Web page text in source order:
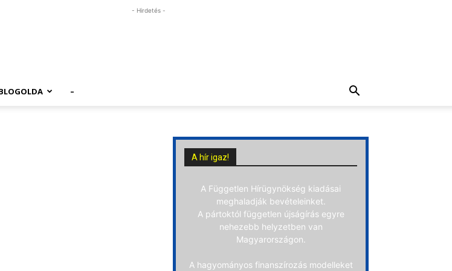
- Hirdetés -
–
A hír igaz!
A Független Hírügynökség kiadásai
meghaladják bevételeinket.
A pártoktól független újságírás egyre
nehezebb helyzetben van
Magyarországon.
A hagyományos finanszírozás modelleket